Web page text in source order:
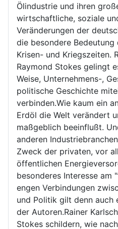
Ölindustrie und ihren
wirtschaftliche, soziale
Veränderungen der
die besondere Bedeutung
Krisen- und Kriegszeiten.
Raymond Stokes gelingt
Weise, Unternehmens-,
politische Geschichte
verbinden.Wie kaum ein
Erdöl die Welt verändert
maßgeblich beeinflußt.
anderen
Zweck der privaten, vor
öffentlichen
besonderes Interesse am
engen Verbindungen
und Politik gilt denn auch
der Autoren.Rainer
Stokes schildern, wie